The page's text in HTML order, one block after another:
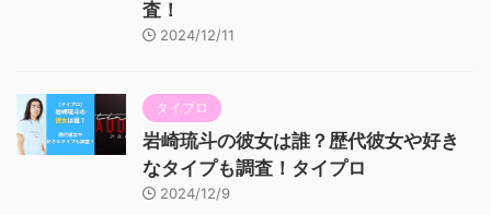
査！
2024/12/11
タイプロ
岩崎琉斗の彼女は誰？歴代彼女や好き
なタイプも調査！タイプロ
2024/12/9